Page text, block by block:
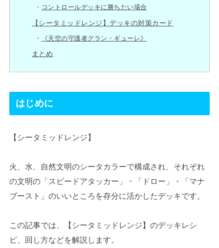
コントロールデッキに勝ちたい場合
【シータミッドレンジ】デッキの対策カード
《天空の守護者グラン・ギューレ》
まとめ
はじめに
【シータミッドレンジ】
火、水、自然文明のシータカラーで構成され、それぞれ
の文明の「スピードアタッカー」・「ドロー」・「マナ
ブースト」のいいところを存分に活かしたデッキです。
この記事では、【シータミッドレンジ】のデッキレシ
ピ、回し方などを解説します。